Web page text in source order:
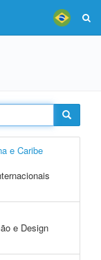
e Caribe
e Design